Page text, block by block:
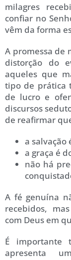
milagres
confiar no
vêm da forma
A promessa de
distorção do
aqueles que
tipo de prática
de lucro e
discursos
de reafirmar
a salvação
a graça é
não há
A fé genuína
recebidos,
com Deus em
É importante
apresenta